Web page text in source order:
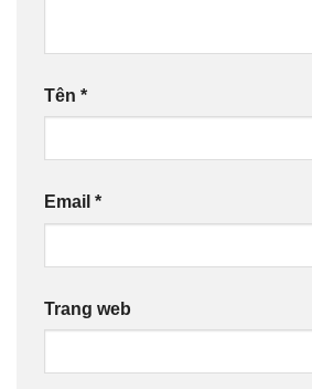
Tên *
Email *
Trang web